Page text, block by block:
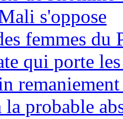
s'oppose
femmes du
qui porte
la probable